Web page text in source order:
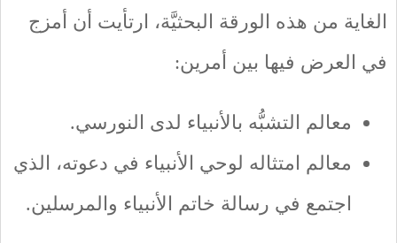
الغاية من هذه الورقة البحثيَّة، ارتأيت أن أمزج
في العرض فيها بين أمرين:
معالم التشبُّه بالأنبياء لدى النورسي.
معالم امتثاله لوحي الأنبياء في دعوته، الذي
اجتمع في رسالة خاتم الأنبياء والمرسلين.